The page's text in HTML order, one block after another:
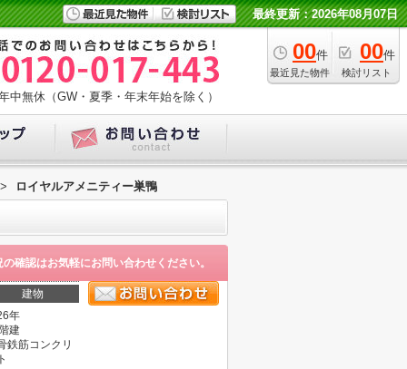
最終更新：2026年08月07日
00件
最近見た物件
00件
検討リスト
中無休（GW・夏季・年末年始を除く）
> ロイヤルアメニティー巣鴨
の確認はお気軽にお問い合わせください。
建物
年
建
鉄筋コンクリ